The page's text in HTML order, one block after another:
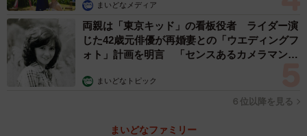
まいどなメディア
両親は「東京キッド」の看板役者 ライダー演
じた42歳元俳優が再婚妻との「ウエディングフ
ォト」計画を明言 「センスあるカメラマン求
まいどなトピック
６位以降を見る
まいどなファミリー